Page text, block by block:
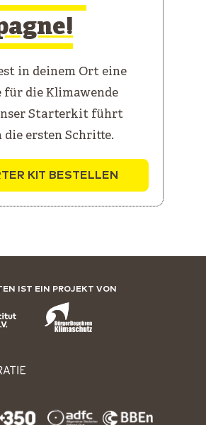
in deinem Ort eine
für die Klimawende
Starterkit führt
die ersten Schritte.
KIT BESTELLEN
IST EIN PROJEKT VON